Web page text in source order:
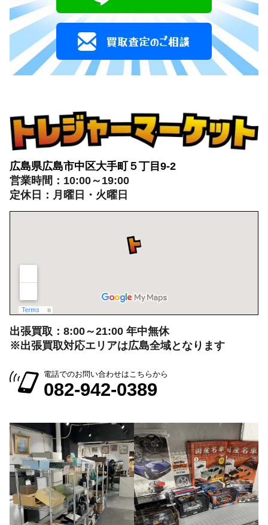
広島県広島市中区大手町５丁目9-2
営業時間：10:00～19:00
定休日：月曜日・火曜日
出張買取：8:00～21:00 年中無休
※出張買取対応エリアは広島全域となります
電話でのお問い合わせはこちらから
082-942-0389